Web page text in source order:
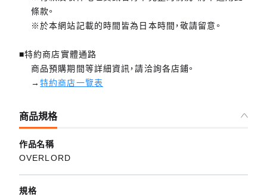
條款。
※於本網站記載的時間皆為日本時間，敬請留意。
■特約商店實體通路
商品預購期間等詳細資訊，請洽詢各店鋪。
→特約商店一覽表
商品規格
作品名稱
OVERLORD
規格